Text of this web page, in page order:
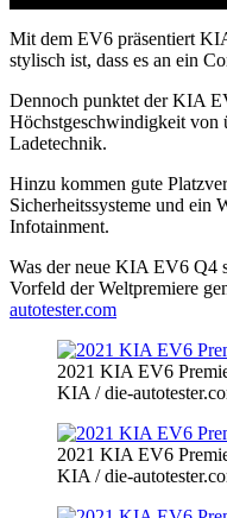
Mit dem EV6 präsentiert
stylisch ist, dass es an ein
Dennoch punktet der KIA
Höchstgeschwindigkeit von
Ladetechnik.
Hinzu kommen gute
Sicherheitssysteme und ein
Infotainment.
Was der neue KIA EV6 Q4
Vorfeld der Weltpremiere
autotester.com
2021 KIA EV6
KIA / die-
2021 KIA EV6
KIA / die-